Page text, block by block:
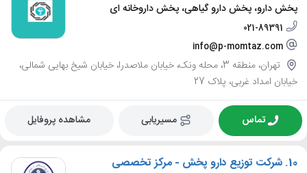
پخش دارو، پخش دارو گیاهی، پخش داروخانه ای
021-89391
info@p-momtaz.com
تهران، منطقه 3، محله ونک، خیابان ملاصدرا، خیابان شیخ بهایی شمالی،
خیابان امداد غربی، پلاک 27
تماس مسیریابی مشاهده پروفایل
10. شرکت توزیع دارو پخش - مرکز تخصصی